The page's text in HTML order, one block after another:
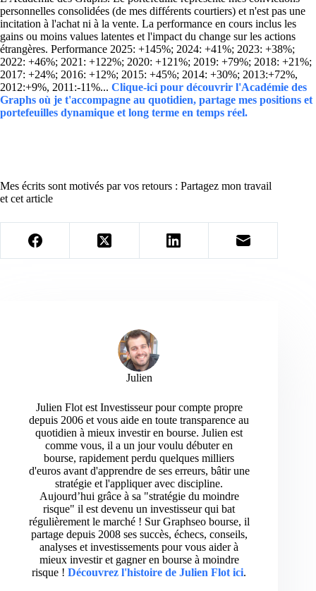
personnelles consolidées (de mes différents courtiers) et n'est pas une
incitation à l'achat ni à la vente. La performance en cours inclus les
gains ou moins values latentes et l'impact du change sur les actions
étrangères. Performance 2025: +145%; 2024: +41%; 2023: +38%;
2022: +46%; 2021: +122%; 2020: +121%; 2019: +79%; 2018: +21%;
2017: +24%; 2016: +12%; 2015: +45%; 2014: +30%; 2013:+72%,
2012:+9%, 2011:-11%... Clique-ici pour découvrir l'Académie des
Graphs où je t'accompagne au quotidien, partage mes positions et
portefeuilles dynamique et long terme en temps réel.
Mes écrits sont motivés par vos retours : Partagez mon travail
et cet article
Julien
Julien Flot est Investisseur pour compte propre
depuis 2006 et vous aide en toute transparence au
quotidien à mieux investir en bourse. Julien est
comme vous, il a un jour voulu débuter en
bourse, rapidement perdu quelques milliers
d'euros avant d'apprendre de ses erreurs, bâtir une
stratégie et l'appliquer avec discipline.
Aujourd’hui grâce à sa "stratégie du moindre
risque" il est devenu un investisseur qui bat
régulièrement le marché ! Sur Graphseo bourse, il
partage depuis 2008 ses succès, échecs, conseils,
analyses et investissements pour vous aider à
mieux investir et gagner en bourse à moindre
risque ! Découvrez l'histoire de Julien Flot ici.